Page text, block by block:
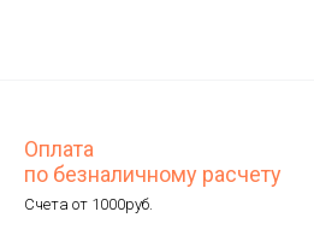
Оплата
по безналичному расчету
Счета от 1000руб.